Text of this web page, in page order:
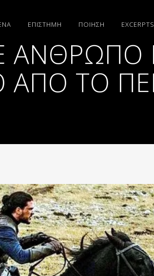
ΕΠΙΣΤΗΜΗ ΠΟΙΗΣΗ EXCERPTS
ΆΝΘΡΩΠΟ
ΑΠΌ ΤΟ